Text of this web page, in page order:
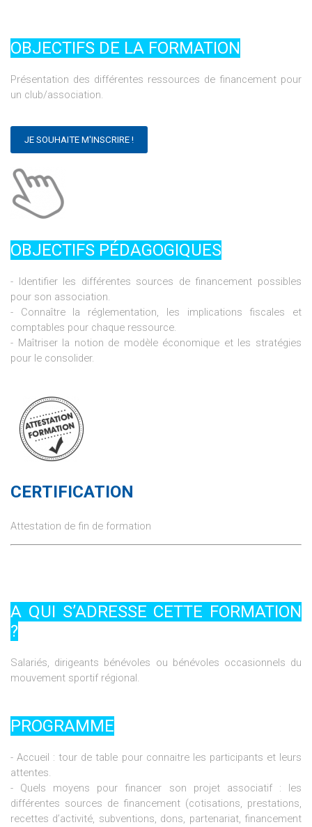
OBJECTIFS DE LA FORMATION
Présentation des différentes ressources de financement pour
un club/association.
JE SOUHAITE M'INSCRIRE !
OBJECTIFS PÉDAGOGIQUES
- Identifier les différentes sources de financement possibles
pour son association.
- Connaître la réglementation, les implications fiscales et
comptables pour chaque ressource.
- Maîtriser la notion de modèle économique et les stratégies
pour le consolider.
CERTIFICATION
Attestation de fin de formation
A QUI S’ADRESSE CETTE FORMATION
?
Salariés, dirigeants bénévoles ou bénévoles occasionnels du
mouvement sportif régional.
PROGRAMME
- Accueil : tour de table pour connaitre les participants et leurs
attentes.
- Quels moyens pour financer son projet associatif : les
différentes sources de financement (cotisations, prestations,
recettes d’activité, subventions, dons, partenariat, financement